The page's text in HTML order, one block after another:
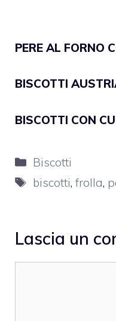
PERE AL FORNO
BISCOTTI
BISCOTTI CON
Categorie
Biscotti
Tag
biscotti,frolla,
Lascia un